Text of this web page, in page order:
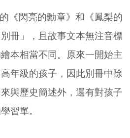
《閃亮的勳章》和《鳳梨的
冊」，且故事文本無注音標
本相當不同。原來一開始主
年級的孩子，因此別冊中除
與歷史簡述外，還有對孩子
習單。